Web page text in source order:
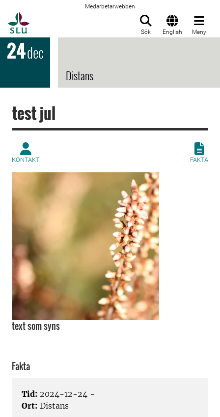
Medarbetarwebben
Sök English Meny
24dec
Distans
test jul
KONTAKT FAKTA
text som syns
Fakta
Tid: 2024-12-24 -
Ort: Distans